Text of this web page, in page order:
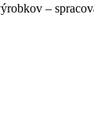
–